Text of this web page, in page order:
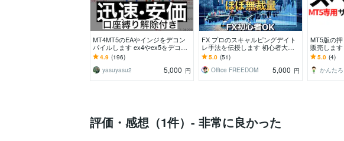
MT4MT5のEAやインジをデコン
パイルします ex4やex5をデコン
パイルアンロックしmq4やmq5で
納品
4.9 (196)
yasuyasu2
5,000 円
FX プロのスキャルピングデイト
レ手法を伝授します 初心者大歓
迎⭕私と同じ手法⭕プロの本物
のトレード力をあなたへ
5.0 (51)
Office FREEDOM
5,000 円
MT5版の
販売します
サインイン
5.0 (4)
評価・感想（1件）- 非常に良かった